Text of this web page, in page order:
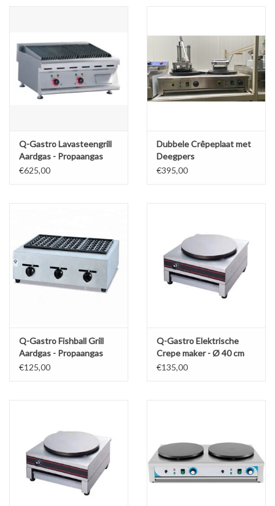
Q-Gastro Lavasteengrill
Aardgas - Propaangas
Nieuw(!!)
€625,00
Dubbele Crêpeplaat met
Deegpers
€395,00
Q-Gastro Fishball Grill
Aardgas - Propaangas
Nieuw(!!)
€125,00
Q-Gastro Elektrische
Crepe maker - Ø 40 cm
230V (Nieuw)
€135,00